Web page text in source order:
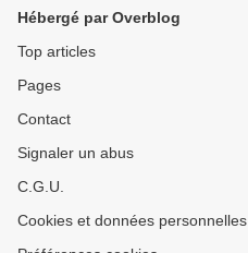
Hébergé par Overblog
Top articles
Pages
Contact
Signaler un abus
C.G.U.
Cookies et données personnelles